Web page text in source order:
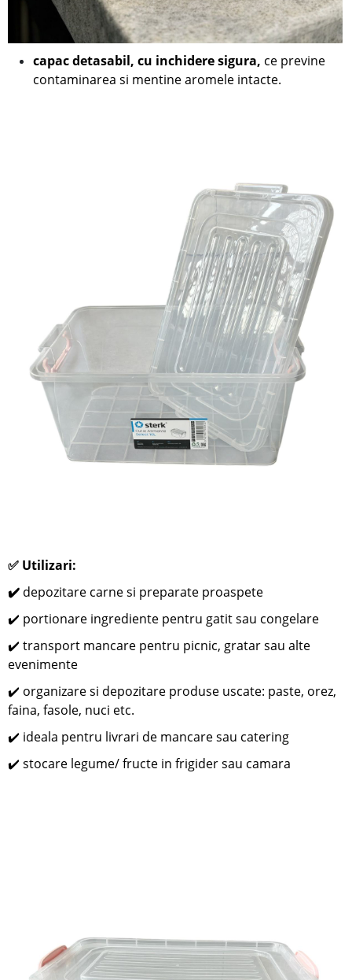
capac detasabil, cu inchidere sigura, ce previne
contaminarea si mentine aromele intacte.
✅ Utilizari:
✔️ depozitare carne si preparate proaspete
✔️ portionare ingrediente pentru gatit sau congelare
✔️ transport mancare pentru picnic, gratar sau alte
evenimente
✔️ organizare si depozitare produse uscate: paste, orez,
faina, fasole, nuci etc.
✔️ ideala pentru livrari de mancare sau catering
✔️ stocare legume/ fructe in frigider sau camara